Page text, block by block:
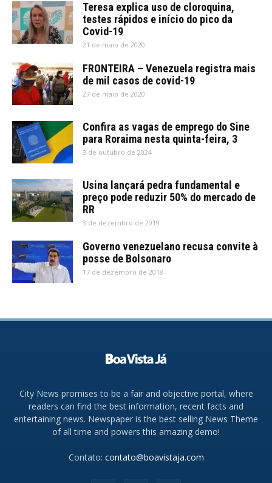
Teresa explica uso de cloroquina,
testes rápidos e início do pico da
Covid-19
21 de maio de 2020
FRONTEIRA – Venezuela registra mais
de mil casos de covid-19
27 de maio de 2020
Confira as vagas de emprego do Sine
para Roraima nesta quinta-feira, 3
3 de outubro de 2024
Usina lançará pedra fundamental e
preço pode reduzir 50% do mercado de
RR
3 de dezembro de 2019
Governo venezuelano recusa convite à
posse de Bolsonaro
17 de dezembro de 2018
City News promises to be a fair and objective portal, where
readers can find the best information, recent facts and
entertaining news. Newspaper is the best selling News Theme
of all time and powers this amazing demo!
Contato: contato@boavistaja.com